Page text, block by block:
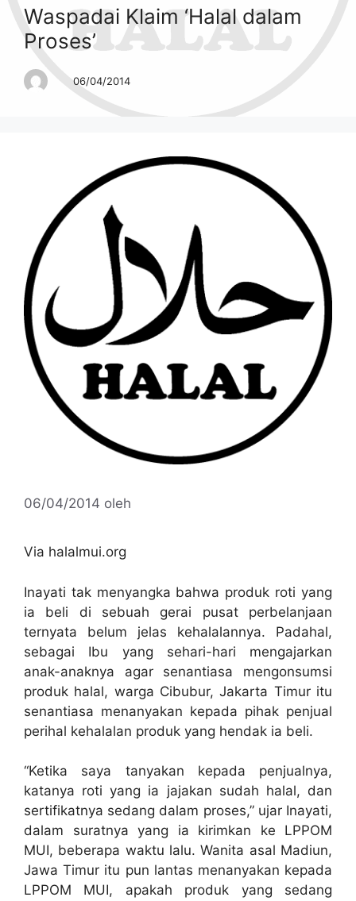
Waspadai Klaim ‘Halal dalam
Proses’
06/04/2014
06/04/2014 oleh
Via halalmui.org
Inayati tak menyangka bahwa produk roti yang
ia beli di sebuah gerai pusat perbelanjaan
ternyata belum jelas kehalalannya. Padahal,
sebagai Ibu yang sehari-hari mengajarkan
anak-anaknya agar senantiasa mengonsumsi
produk halal, warga Cibubur, Jakarta Timur itu
senantiasa menanyakan kepada pihak penjual
perihal kehalalan produk yang hendak ia beli.
“Ketika saya tanyakan kepada penjualnya,
katanya roti yang ia jajakan sudah halal, dan
sertifikatnya sedang dalam proses,” ujar Inayati,
dalam suratnya yang ia kirimkan ke LPPOM
MUI, beberapa waktu lalu. Wanita asal Madiun,
Jawa Timur itu pun lantas menanyakan kepada
LPPOM MUI, apakah produk yang sedang